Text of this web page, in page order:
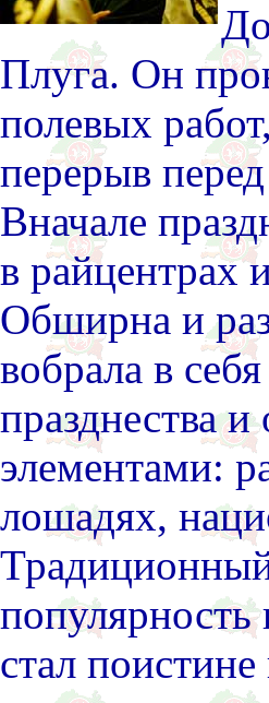
Плуга. Он
полевых
перерыв
Вначале
в райцентрах
Обширна и
вобрала в
празднества
элементами:
лошадях,
Традиционный
стал